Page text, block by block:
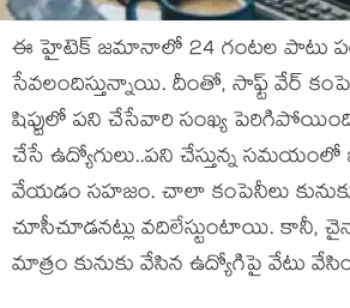
ఈ హైటెక్ జమానాలో 24 గంటల పాటు
సేవలందిస్తున్నాయి. దీంతో, సాఫ్ట్ వేర్
షిప్టులో పని చేసేవారి సంఖ్య
చేసే ఉద్యోగులు..పని చేస్తున్న సమయంలో
వేయడం సహజం. చాలా కంపెనీలు
చూసీచూడనట్లు వదిలేస్టుంటాయి. కానీ,
మాత్రం కునుకు వేసిన ఉద్యోగిపై వేటు